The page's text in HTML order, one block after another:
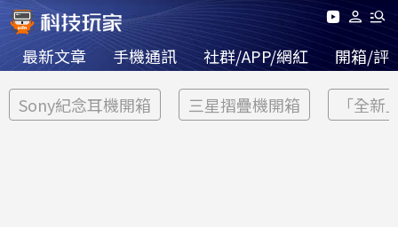
最新文章 手機通訊 社群/APP/網紅 開箱/評
Sony紀念耳機開箱 三星摺疊機開箱 「全新